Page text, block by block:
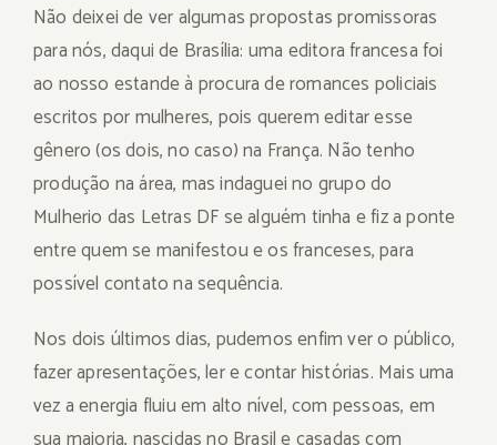
Não deixei de ver algumas propostas promissoras
para nós, daqui de Brasília: uma editora francesa foi
ao nosso estande à procura de romances policiais
escritos por mulheres, pois querem editar esse
gênero (os dois, no caso) na França. Não tenho
produção na área, mas indaguei no grupo do
Mulherio das Letras DF se alguém tinha e fiz a ponte
entre quem se manifestou e os franceses, para
possível contato na sequência.
Nos dois últimos dias, pudemos enfim ver o público,
fazer apresentações, ler e contar histórias. Mais uma
vez a energia fluiu em alto nível, com pessoas, em